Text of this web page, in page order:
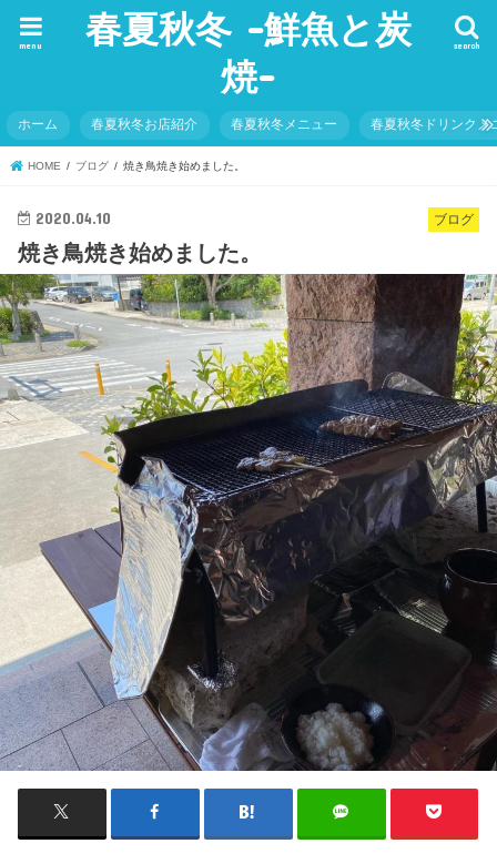
春夏秋冬 -鮮魚と炭
焼-
search
menu
ホーム 春夏秋冬お店紹介 春夏秋冬メニュー 春夏秋冬ドリンクメ
HOME ブログ 焼き鳥焼き始めました。
ブログ
2020.04.10
焼き鳥焼き始めました。